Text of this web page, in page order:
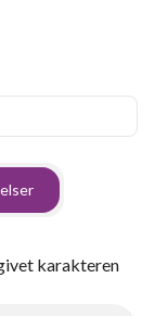
karakteren